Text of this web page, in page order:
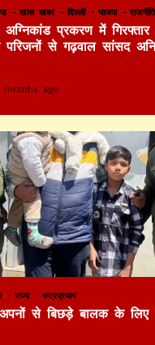
खास खबर दिल्ली भाजपा राजनीति
अग्निकांड प्रकरण में
से गढ़वाल सांसद
months ago
राज्य रुद्रप्रयाग
से बिछड़े बालक के लिए